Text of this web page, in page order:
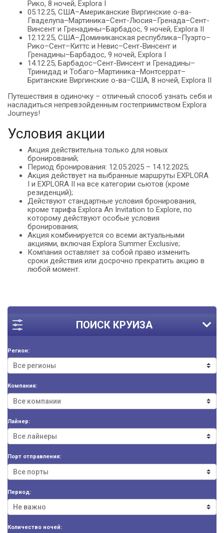
ПОИСК КРУИЗА
Регион:
Компания:
Лайнер:
Порт отправления:
Период:
Количество ночей:
Рико, 8 ночей, Explora I
05.12.25, США–Американские Виргинские о-ва-
Гваделупа–Мартиника–Сент-Люсия–Гренада–Сент-
Винсент и Гренадины–Барбадос, 9 ночей, Explora II
12.12.25, США–Доминиканская республика–Пуэрто–
Рико–Сент–Киттс и Невис–Сент-Винсент и
Гренадины–Барбадос, 9 ночей, Explora I
14.12.25, Барбадос–Сент-Винсент и Гренадины–
Тринидад и Тобаго–Мартиника–Монтсеррат–
Британские Виргинские о-ва–США, 8 ночей, Explora II
Путешествия в одиночку – отличный способ узнать себя и
насладиться непревзойденным гостеприимством Explora
Journeys!
Условия акции
Акция действительна только для новых
бронирований;
Период бронирования: 12.05.2025 – 14.12.2025;
Акция действует на выбранные маршруты EXPLORA
I и EXPLORA II на все категории сьютов (кроме
резиденций);
Действуют стандартные условия бронирования,
кроме тарифа Explora An Invitation to Explore, по
которому действуют особые условия
бронирования;
Акция комбинируется со всеми актуальными
акциями, включая Explora Summer Exclusive;
Компания оставляет за собой право изменить
сроки действия или досрочно прекратить акцию в
любой момент.